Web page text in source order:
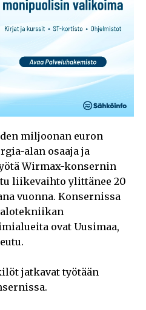
miljoonan euron
alan osaaja ja
Wirmax-konsernin
liikevaihto ylittänee 20
vuonna. Konsernissa
ovat Uusimaa,
jatkavat työtään